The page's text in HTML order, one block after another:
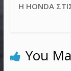
Η HONDA
You